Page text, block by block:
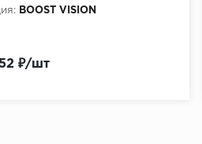
BOOST VISION
₽/шт